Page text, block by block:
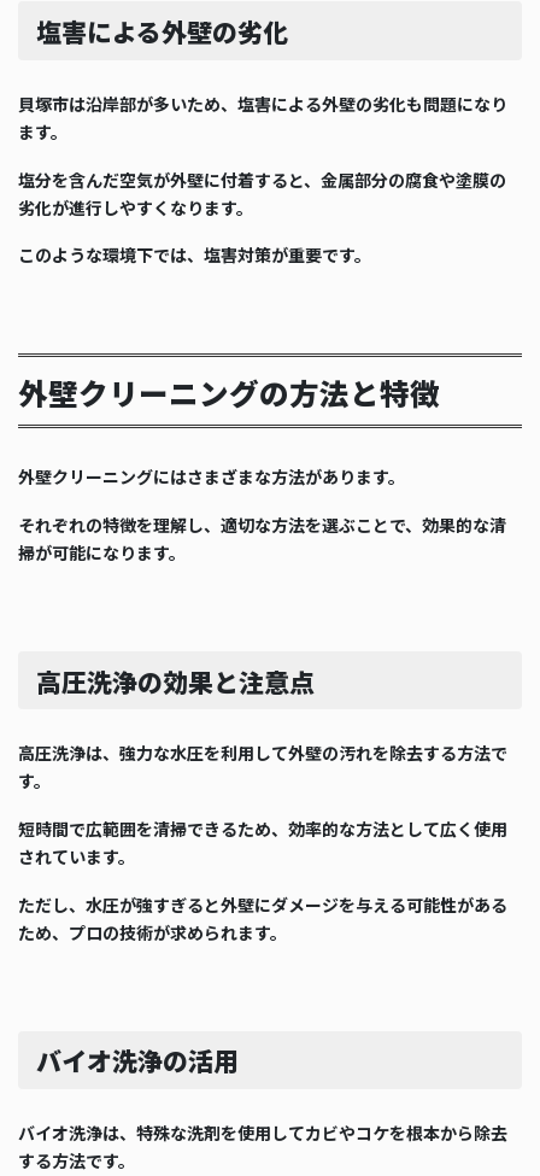
塩害による外壁の劣化
貝塚市は沿岸部が多いため、塩害による外壁の劣化も問題になり
ます。
塩分を含んだ空気が外壁に付着すると、金属部分の腐食や塗膜の
劣化が進行しやすくなります。
このような環境下では、塩害対策が重要です。
外壁クリーニングの方法と特徴
外壁クリーニングにはさまざまな方法があります。
それぞれの特徴を理解し、適切な方法を選ぶことで、効果的な清
掃が可能になります。
高圧洗浄の効果と注意点
高圧洗浄は、強力な水圧を利用して外壁の汚れを除去する方法で
す。
短時間で広範囲を清掃できるため、効率的な方法として広く使用
されています。
ただし、水圧が強すぎると外壁にダメージを与える可能性がある
ため、プロの技術が求められます。
バイオ洗浄の活用
バイオ洗浄は、特殊な洗剤を使用してカビやコケを根本から除去
する方法です。